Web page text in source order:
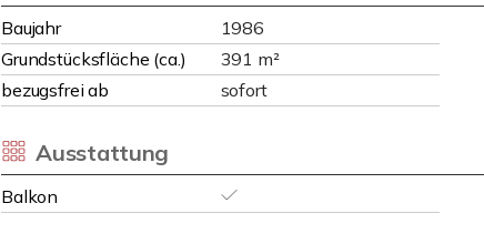
Baujahr 1986
Grundstücksfläche (ca.)
391 m²
bezugsfrei ab
sofort
Ausstattung
Balkon